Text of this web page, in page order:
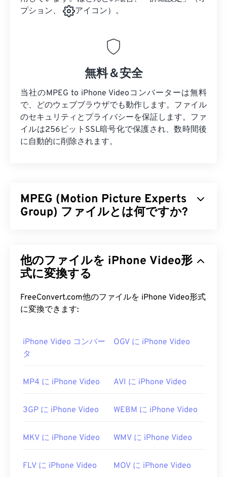
プション、
アイコン）。
無料＆安全
当社のMPEG to iPhone Videoコンバーターは無料
で、どのウェブブラウザでも動作します。ファイル
のセキュリティとプライバシーを保証します。ファ
イルは256ビットSSL暗号化で保護され、数時間後
に自動的に削除されます。
MPEG (Motion Picture Experts
Group) ファイルとは何ですか?
規格を策定した組織の名称でもあります。このファ
イル形式は、コーデック
ズを実現します。MPEGファイル拡張子は、
MPEG-1形式と最も密接に関連しています。
ればいいですか?
ングシステムのデフォルトのビデオプレーヤーで開
Macでは QuickTime で開きます。チャプター、キャ
プション、字幕、メタデータタグ、メニューはサポ
ーミング再生するか、ハードウェアプレーヤーで再
MPEGファイルを開くには、サードパーティ製のソ
他のファイルを iPhone Video形
式に変換する
FreeConvert.com他のファイルを iPhone Video形式
に変換できます:
iPhone Video コンバー
タ
OGV に iPhone Video
MP4 に iPhone Video AVI に iPhone Video
3GP に iPhone Video WEBM に iPhone Video
MKV に iPhone Video WMV に iPhone Video
FLV に iPhone Video MOV に iPhone Video